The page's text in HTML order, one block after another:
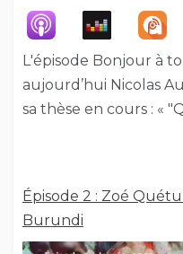
L'épisode Bonjour à
aujourd’hui Nicolas
sa thèse en cours : «
Épisode 2 : Zoé
Burundi